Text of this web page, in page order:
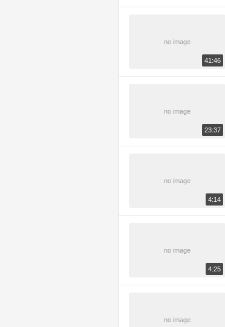
no image
41:46
no image
23:37
no image
4:14
no image
4:25
no image